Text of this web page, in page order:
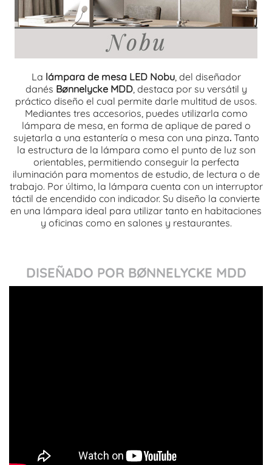
La lámpara de mesa LED Nobu, del diseñador
danés Bønnelycke MDD, destaca por su versátil y
práctico diseño el cual permite darle multitud de usos.
Mediantes tres accesorios, puedes utilizarla como
lámpara de mesa, en forma de aplique de pared o
sujetarla a una estantería o mesa con una pinza. Tanto
la estructura de la lámpara como el punto de luz son
orientables, permitiendo conseguir la perfecta
iluminación para momentos de estudio, de lectura o de
trabajo. Por último, la lámpara cuenta con un interruptor
táctil de encendido con indicador. Su diseño la convierte
en una lámpara ideal para utilizar tanto en habitaciones
y oficinas como en salones y restaurantes.
DISEÑADO POR BØNNELYCKE MDD